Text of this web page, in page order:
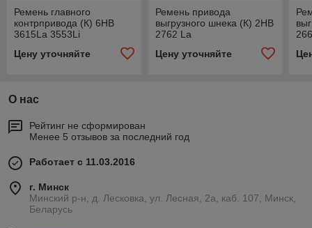
Ремень главного
контрпривода (К) 6НВ
3615La 3553Li
Цену уточняйте
Ремень привода
выгрузного шнека (К) 2НВ
2762 La
Цену уточняйте
О нас
Рейтинг не сформирован
Менее 5 отзывов за последний год
Работает с 11.03.2016
г. Минск
Минский р-н, д. Лесковка, ул. Лесная, 2а, каб. 107, Минск,
Беларусь